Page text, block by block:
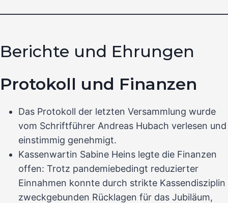
Berichte und Ehrungen
Protokoll und Finanzen
Das Protokoll der letzten Versammlung wurde
vom Schriftführer Andreas Hubach verlesen und
einstimmig genehmigt.
Kassenwartin Sabine Heins legte die Finanzen
offen: Trotz pandemiebedingt reduzierter
Einnahmen konnte durch strikte Kassendisziplin
zweckgebunden Rücklagen für das Jubiläum,